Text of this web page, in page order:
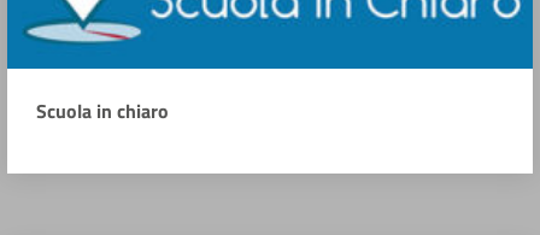
Scuola in chiaro